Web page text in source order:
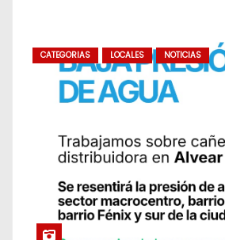
CATEGORIAS LOCALES NOTICIAS